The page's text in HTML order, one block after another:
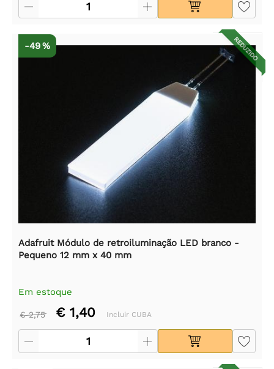
REDUZIDO
-49 %
Adafruit Módulo de retroiluminação LED branco -
Pequeno 12 mm x 40 mm
Em estoque
€ 2,75 € 1,40 Incluir CUBA